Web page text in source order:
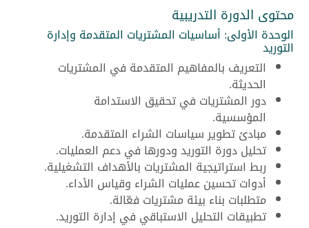
محتوى الدورة التدريبية
الوحدة الأولى: أساسيات المشتريات المتقدمة وإدارة
التوريد
التعريف بالمفاهيم المتقدمة في المشتريات
الحديثة.
دور المشتريات في تحقيق الاستدامة
المؤسسية.
مبادئ تطوير سياسات الشراء المتقدمة.
تحليل دورة التوريد ودورها في دعم العمليات.
ربط استراتيجية المشتريات بالأهداف التشغيلية.
أدوات تحسين عمليات الشراء وقياس الأداء.
متطلبات بناء بيئة مشتريات فعّالة.
تطبيقات التحليل الاستباقي في إدارة التوريد.